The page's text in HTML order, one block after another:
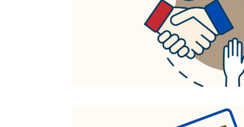
Notre mission est de développer de
adhérents. Pour répondre à la
multiplions partenariats et
fidéliser les pratiquants et